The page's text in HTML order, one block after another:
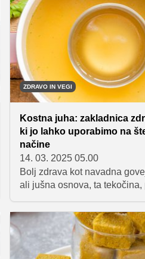
morda dobite navdih za lastne
kulinarične podvige.
ZDRAVO IN VEGI
Kostna juha: zakladnica
ki jo lahko uporabimo na
načine
14. 03. 2025 05.00
Bolj zdrava kot navadna
ali jušna osnova, ta tekočina,
okus vseh vrst jedi.